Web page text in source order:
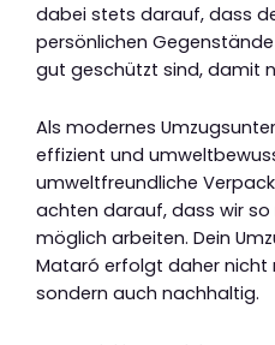
dabei stets darauf, dass
persönlichen
gut geschützt sind, damit
Als modernes
effizient und
umweltfreundliche
achten darauf, dass wir
möglich arbeiten. Dein
Mataró erfolgt daher nicht
sondern auch nachhaltig.